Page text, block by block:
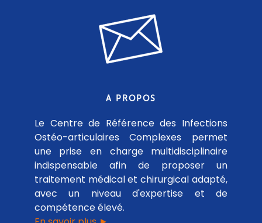
A PROPOS
Le Centre de Référence des Infections
Ostéo-articulaires Complexes permet
une prise en charge multidisciplinaire
indispensable afin de proposer un
traitement médical et chirurgical adapté,
avec un niveau d'expertise et de
compétence élevé.